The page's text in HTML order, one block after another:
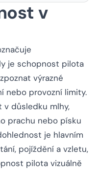
v
je schopnost pilota
výrazné
nebo provozní limity.
v důsledku mlhy,
prachu nebo písku
je hlavním
pojíždění a vzletu,
pilota vizuálně